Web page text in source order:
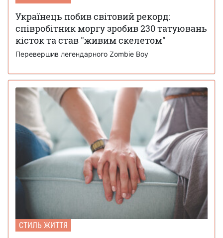
Українець побив світовий рекорд:
співробітник моргу зробив 230 татуювань
кісток та став "живим скелетом"
Перевершив легендарного Zombie Boy
СТИЛЬ ЖИТТЯ